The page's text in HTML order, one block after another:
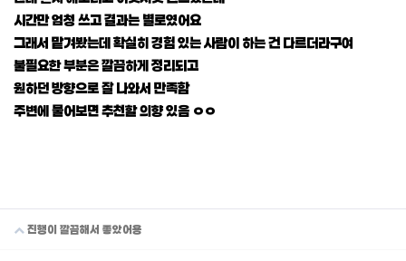
시간만 엄청 쓰고 결과는 별로였어요
그래서 맡겨봤는데 확실히 경험 있는 사람이 하는 건 다르더라구여
불필요한 부분은 깔끔하게 정리되고
원하던 방향으로 잘 나와서 만족함
주변에 물어보면 추천할 의향 있음 ㅇㅇ
진행이 깔끔해서 좋았어용